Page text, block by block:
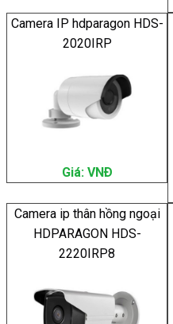
Camera IP hdparagon HDS-
2020IRP
Giá: VNÐ
Camera ip thân hồng ngoại
HDPARAGON HDS-
2220IRP8